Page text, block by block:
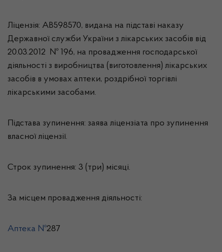
Ліцензія: АВ598570, видана на підставі наказу
Державної служби України з лікарських засобів від
20.03.2012 № 196, на провадження господарської
діяльності з виробництва (виготовлення) лікарських
засобів в умовах аптеки, роздрібної торгівлі
лікарськими засобами.
Підстава зупинення: заява ліцензіата про зупинення
власної ліцензії.
Строк зупинення: 3 (три) місяці.
За місцем провадження діяльності:
Аптека №287